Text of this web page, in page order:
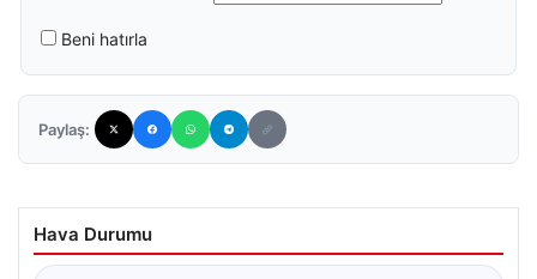
Beni hatırla
Paylaş:
Hava Durumu